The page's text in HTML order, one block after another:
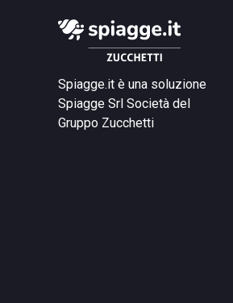
Spiagge.it è una soluzione
Spiagge Srl Società del
Gruppo Zucchetti